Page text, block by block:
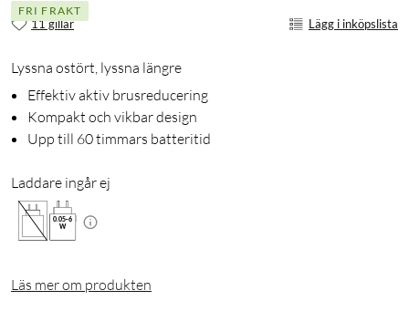
FRI FRAKT
11 gillar Lägg i inköpslista
Lyssna ostört, lyssna längre
Effektiv aktiv brusreducering
Kompakt och vikbar design
Upp till 60 timmars batteritid
Laddare ingår ej
0.05-6
W
Läs mer om produkten